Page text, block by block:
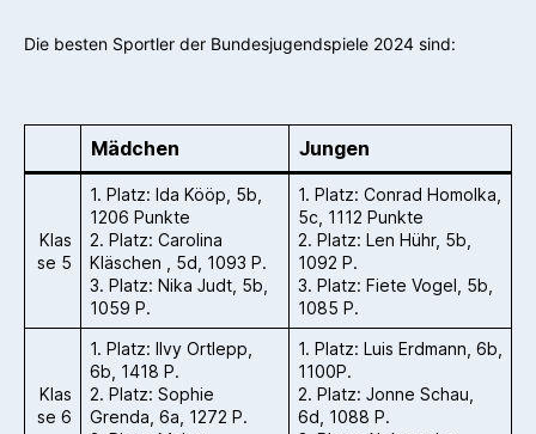
Die besten Sportler der Bundesjugendspiele 2024 sind:
Mädchen Jungen
Klas
se 5
1. Platz: Ida Kööp, 5b,
1206 Punkte
2. Platz: Carolina
Kläschen , 5d, 1093 P.
3. Platz: Nika Judt, 5b,
1059 P.
1. Platz: Conrad Homolka,
5c, 1112 Punkte
2. Platz: Len Hühr, 5b,
1092 P.
3. Platz: Fiete Vogel, 5b,
1085 P.
Klas
se 6
1. Platz: Ilvy Ortlepp,
6b, 1418 P.
2. Platz: Sophie
Grenda, 6a, 1272 P.
1. Platz: Luis Erdmann, 6b,
1100P.
2. Platz: Jonne Schau,
6d, 1088 P.